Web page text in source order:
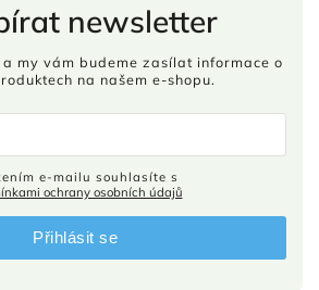
newsletter
my vám budeme zasílat informace o
na našem e-shopu.
ochrany osobních údajů
Přihlásit se